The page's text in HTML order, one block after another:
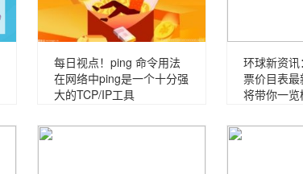
每日视点！ping 命令用法
在网络中ping是一个十分强
大的TCP/IP工具
环球新资
票价目表
将带你一